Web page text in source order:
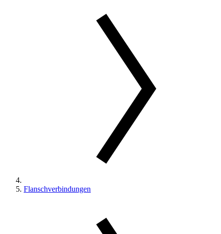
Flanschverbindungen